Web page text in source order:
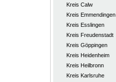
Kreis Calw
Kreis Emmendingen
Kreis Esslingen
Kreis Freudenstadt
Kreis Göppingen
Kreis Heidenheim
Kreis Heilbronn
Kreis Karlsruhe